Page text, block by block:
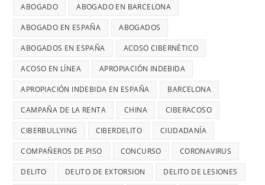
ABOGADO ABOGADO EN BARCELONA
ABOGADO EN ESPAÑA ABOGADOS
ABOGADOS EN ESPAÑA ACOSO CIBERNÉTICO
ACOSO EN LÍNEA APROPIACIÓN INDEBIDA
APROPIACIÓN INDEBIDA EN ESPAÑA BARCELONA
CAMPAÑA DE LA RENTA CHINA CIBERACOSO
CIBERBULLYING CIBERDELITO CIUDADANÍA
COMPAÑEROS DE PISO CONCURSO CORONAVIRUS
DELITO DELITO DE EXTORSION DELITO DE LESIONES